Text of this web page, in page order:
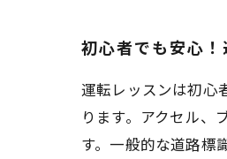
初心者でも安心
運転レッスンは初心
ります。アクセル、
す。一般的な道路標